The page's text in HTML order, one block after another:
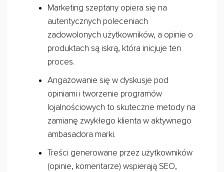
Marketing szeptany opiera się na
autentycznych poleceniach
zadowolonych użytkowników, a opinie o
produktach są iskrą, która inicjuje ten
proces.
Angażowanie się w dyskusje pod
opiniami i tworzenie programów
lojalnościowych to skuteczne metody na
zamianę zwykłego klienta w aktywnego
ambasadora marki.
Treści generowane przez użytkowników
(opinie, komentarze) wspierają SEO,